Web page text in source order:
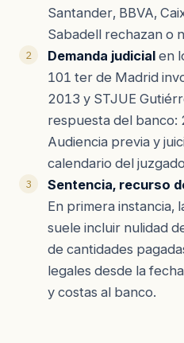
Santander, BBVA,
Sabadell rechazan o
Demanda judicial en
101 ter de Madrid
2013 y STJUE
respuesta del banco:
Audiencia previa y
calendario del
Sentencia, recurso
En primera instancia,
suele incluir nulidad
de cantidades
legales desde la
y costas al banco.